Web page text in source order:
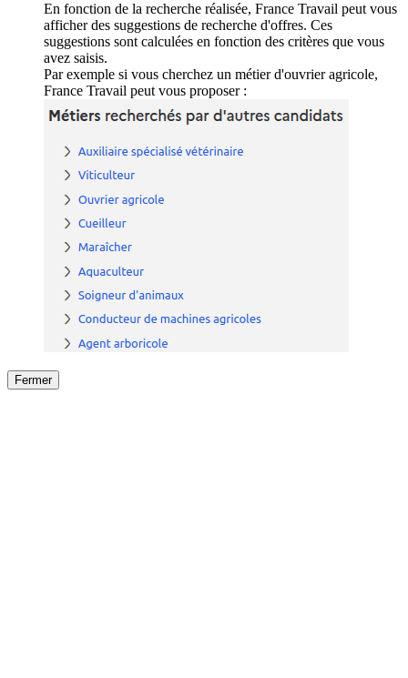
En fonction de la recherche réalisée, France Travail peut vous
afficher des suggestions de recherche d'offres. Ces
suggestions sont calculées en fonction des critères que vous
avez saisis.
Par exemple si vous cherchez un métier d'ouvrier agricole,
France Travail peut vous proposer :
Fermer